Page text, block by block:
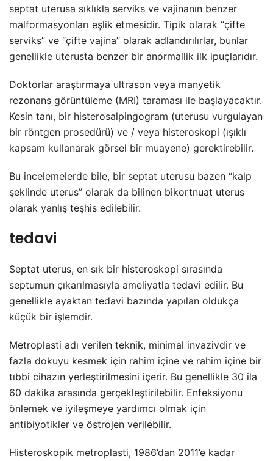
septat uterusa sıklıkla serviks ve vajinanın benzer
malformasyonları eşlik etmesidir. Tipik olarak “çifte
serviks” ve “çifte vajina” olarak adlandırılırlar, bunlar
genellikle uterusta benzer bir anormallik ilk ipuçlarıdır.
Doktorlar araştırmaya ultrason veya manyetik
rezonans görüntüleme (MRI) taraması ile başlayacaktır.
Kesin tanı, bir histerosalpingogram (uterusu vurgulayan
bir röntgen prosedürü) ve / veya histeroskopi (ışıklı
kapsam kullanarak görsel bir muayene) gerektirebilir.
Bu incelemelerde bile, bir septat uterusu bazen “kalp
şeklinde uterus” olarak da bilinen bikortnuat uterus
olarak yanlış teşhis edilebilir.
tedavi
Septat uterus, en sık bir histeroskopi sırasında
septumun çıkarılmasıyla ameliyatla tedavi edilir. Bu
genellikle ayaktan tedavi bazında yapılan oldukça
küçük bir işlemdir.
Metroplasti adı verilen teknik, minimal invazivdir ve
fazla dokuyu kesmek için rahim içine ve rahim içine bir
tıbbi cihazın yerleştirilmesini içerir. Bu genellikle 30 ila
60 dakika arasında gerçekleştirilebilir. Enfeksiyonu
önlemek ve iyileşmeye yardımcı olmak için
antibiyotikler ve östrojen verilebilir.
Histeroskopik metroplasti, 1986’dan 2011’e kadar